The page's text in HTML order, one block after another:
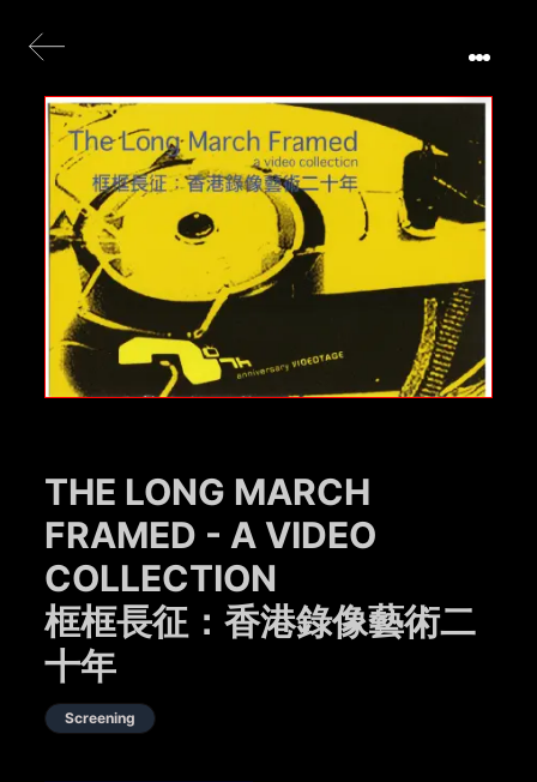
THE LONG MARCH
FRAMED - A VIDEO
COLLECTION
框框長征：香港錄像藝術二
十年
Screening